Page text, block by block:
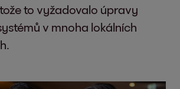
to vyžadovalo úpravy
v mnoha lokálních